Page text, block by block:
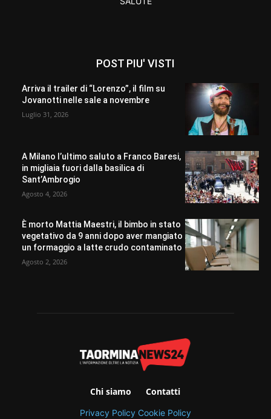
POST PIU' VISTI
Arriva il trailer di “Lorenzo”, il film su
Jovanotti nelle sale a novembre
Luglio 31, 2026
A Milano l’ultimo saluto a Franco Baresi,
in migliaia fuori dalla basilica di
Sant’Ambrogio
Agosto 4, 2026
È morto Mattia Maestri, il bimbo in stato
vegetativo da 9 anni dopo aver mangiato
un formaggio a latte crudo contaminato
Agosto 2, 2026
Chi siamo Contatti
Privacy Policy Cookie Policy